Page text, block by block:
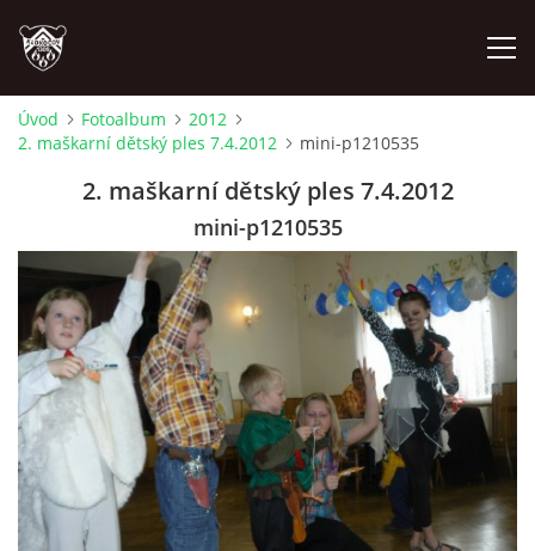
ÚVOD
PROBĚHLÉ AKCE
NOVINKY
FOTOALBUM
VIDEA
Úvod Fotoalbum
2012
2. maškarní dětský ples 7.4.2012
mini-p1210535
2. maškarní dětský ples 7.4.2012
mini-p1210535